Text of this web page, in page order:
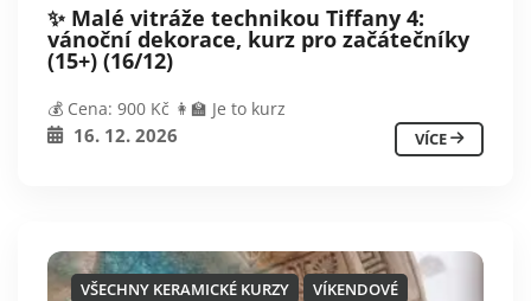
✨ Malé vitráže technikou Tiffany 4:
vánoční dekorace, kurz pro začátečníky
(15+) (16/12)
💰 Cena: 900 Kč 👩‍🏫 Je to kurz
16. 12. 2026 VÍCE
VŠECHNY KERAMICKÉ KURZY VÍKENDOVÉ